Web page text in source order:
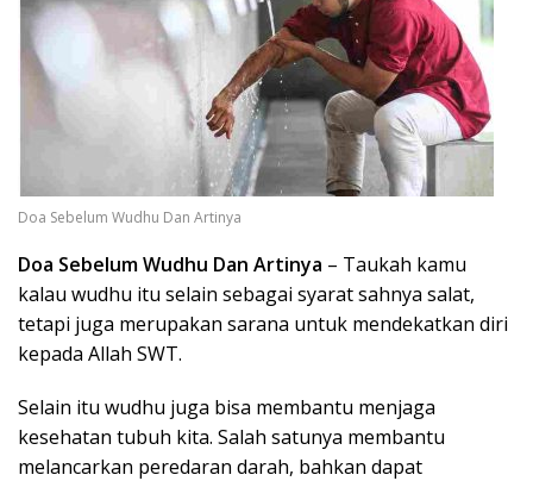
Doa Sebelum Wudhu Dan Artinya
Doa Sebelum Wudhu Dan Artinya – Taukah kamu
kalau wudhu itu selain sebagai syarat sahnya salat,
tetapi juga merupakan sarana untuk mendekatkan diri
kepada Allah SWT.
Selain itu wudhu juga bisa membantu menjaga
kesehatan tubuh kita. Salah satunya membantu
melancarkan peredaran darah, bahkan dapat